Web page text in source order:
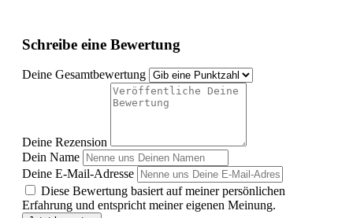
Schreibe eine Bewertung
Deine Gesamtbewertung
Deine Rezension
Dein Name
Deine E-Mail-Adresse
Diese Bewertung basiert auf meiner persönlichen
Erfahrung und entspricht meiner eigenen Meinung.